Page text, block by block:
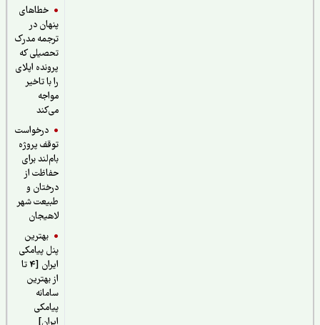
خطاهای
پنهان در
ترجمه مدرک
تحصیلی که
پرونده اپلای
را با تاخیر
درخواست
توقف پروژه
بام‌لند برای
حفاظت از
درختان و
طبیعت شهر
لاهیجان
بهترین
پنل پیامکی
ایران [4 تا
از بهترین
سامانه
پیامکی